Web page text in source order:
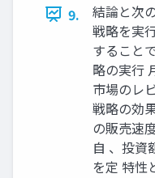
9.
結論と次
戦略を実
すること
略の実行
市場のレ
戦略の効
の販売速
自 、投資
を定 特性